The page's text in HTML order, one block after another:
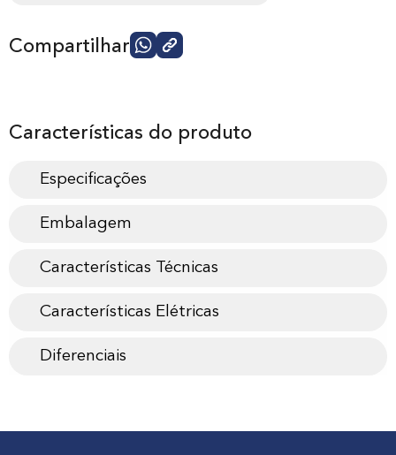
Compartilhar
Características do produto
Especificações
Embalagem
Características Técnicas
Características Elétricas
Diferenciais